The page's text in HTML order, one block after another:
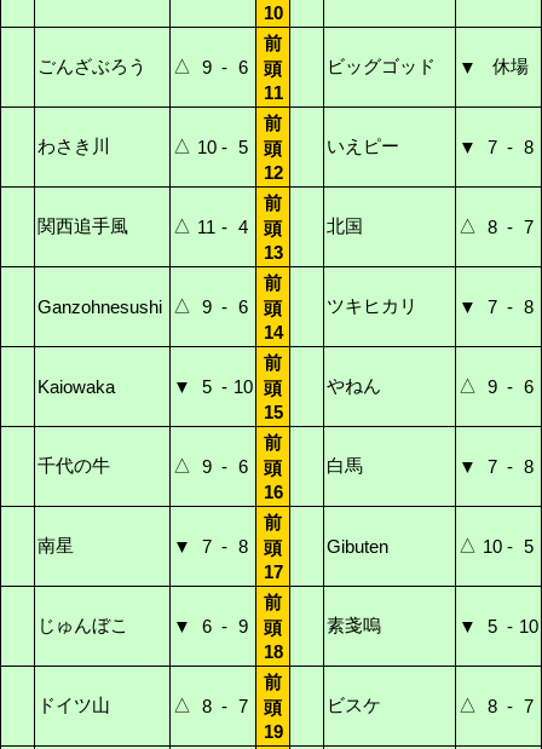
10
ごんざぶろう △ 9 - 6
前
頭
11
ビッグゴッド ▼ 休場
わさき川 △ 10 - 5
前
頭
12
いえピー ▼ 7 - 8
関西追手風 △ 11 - 4
前
頭
13
北国 △ 8 - 7
Ganzohnesushi △ 9 - 6
前
頭
14
ツキヒカリ ▼ 7 - 8
Kaiowaka ▼ 5 - 10
前
頭
15
やねん △ 9 - 6
千代の牛 △ 9 - 6
前
頭
16
白馬 ▼ 7 - 8
南星 ▼ 7 - 8
前
頭
17
Gibuten △ 10 - 5
じゅんぼこ ▼ 6 - 9
前
頭
18
素戔嗚 ▼ 5 - 10
ドイツ山 △ 8 - 7
前
頭
19
ビスケ △ 8 - 7